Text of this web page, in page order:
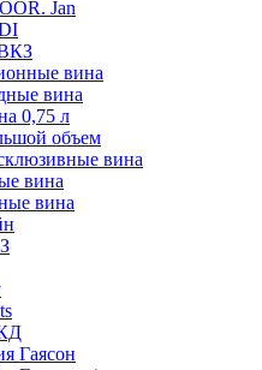
Jan
вина
вина
0,75 л
объем
вина
вина
вина
Гаясон